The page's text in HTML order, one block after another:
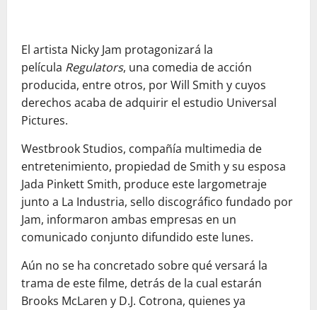
El artista Nicky Jam protagonizará la
película Regulators, una comedia de acción
producida, entre otros, por Will Smith y cuyos
derechos acaba de adquirir el estudio Universal
Pictures.
Westbrook Studios, compañía multimedia de
entretenimiento, propiedad de Smith y su esposa
Jada Pinkett Smith, produce este largometraje
junto a La Industria, sello discográfico fundado por
Jam, informaron ambas empresas en un
comunicado conjunto difundido este lunes.
Aún no se ha concretado sobre qué versará la
trama de este filme, detrás de la cual estarán
Brooks McLaren y D.J. Cotrona, quienes ya